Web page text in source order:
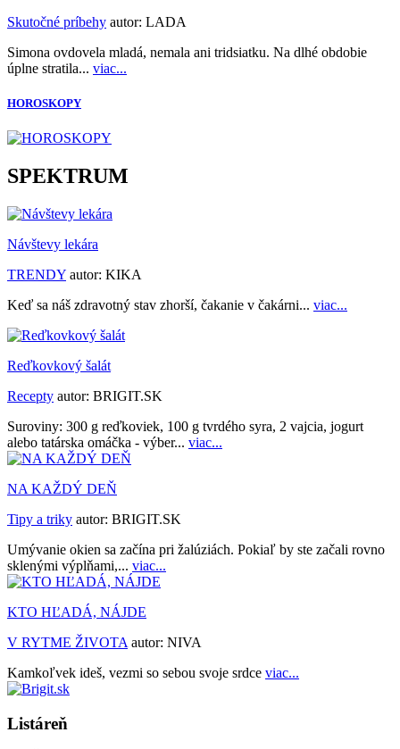
Skutočné príbehy autor: LADA
Simona ovdovela mladá, nemala ani tridsiatku. Na dlhé obdobie
úplne stratila... viac...
HOROSKOPY
SPEKTRUM
Návštevy lekára
TRENDY autor: KIKA
Keď sa náš zdravotný stav zhorší, čakanie v čakárni... viac...
Reďkovkový šalát
Recepty autor: BRIGIT.SK
Suroviny: 300 g reďkoviek, 100 g tvrdého syra, 2 vajcia, jogurt
alebo tatárska omáčka - výber... viac...
NA KAŽDÝ DEŇ
Tipy a triky autor: BRIGIT.SK
Umývanie okien sa začína pri žalúziách. Pokiaľ by ste začali rovno
sklenými výplňami,... viac...
KTO HĽADÁ, NÁJDE
V RYTME ŽIVOTA autor: NIVA
Kamkoľvek ideš, vezmi so sebou svoje srdce viac...
Listáreň